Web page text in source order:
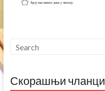
Скорашњи чланци